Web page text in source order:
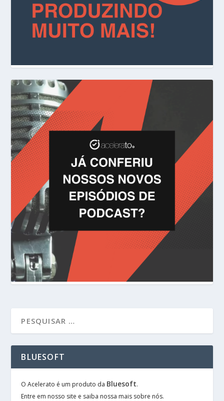
BLUESOFT
O Acelerato é um produto da Bluesoft.
Entre em nosso site e saiba nossa mais sobre nós.